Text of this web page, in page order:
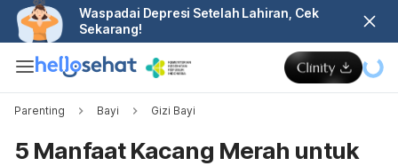
Waspadai Depresi Setelah Lahiran, Cek
Sekarang!
Parenting Bayi Gizi Bayi
5 Manfaat Kacang Merah untuk